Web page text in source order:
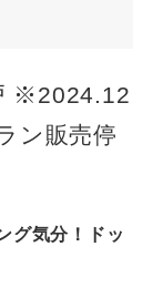
※2024.12
ン販売停
グ気分！ドッ